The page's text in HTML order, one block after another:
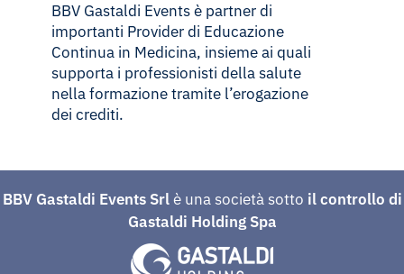
BBV Gastaldi Events è partner di
importanti Provider di Educazione
Continua in Medicina, insieme ai quali
supporta i professionisti della salute
nella formazione tramite l’erogazione
dei crediti.
BBV Gastaldi Events Srlè una società sotto il controllo di
Gastaldi Holding Spa